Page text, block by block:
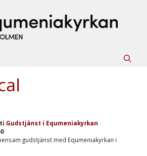
Gudstjänst i Equmeniakyrkan
gudstjänst med Equmeniakyrkan i